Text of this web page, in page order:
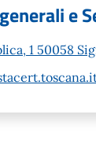
e
1 50058